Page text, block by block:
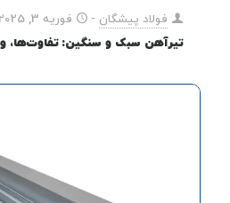
فولاد پیشگان -
فوریه 3, 2025
تیرآهن سبک و سنگین: تفاوت‌ها،